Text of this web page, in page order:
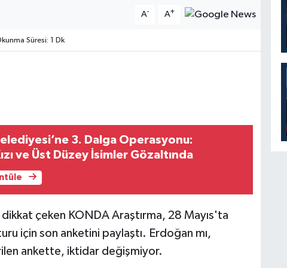
A- A+
Süresi: 1 Dk
3. Dalga Operasyonu:
ve Üst Düzey İsimler Gözaltında
çeken KONDA Araştırma, 28 Mayıs'ta
için son anketini paylaştı. Erdoğan mı,
ankette, iktidar değişmiyor.